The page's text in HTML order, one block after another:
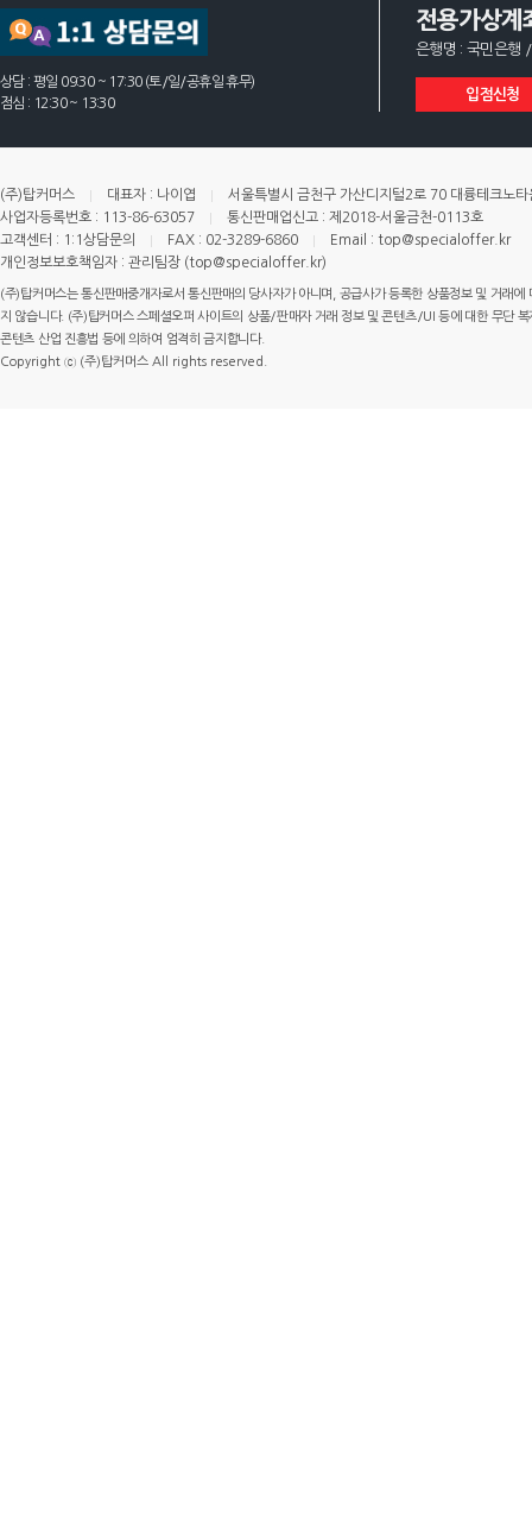
상담 : 평일 09:30 ~ 17:30 (토/일/공휴일 휴무)
점심 : 12:30 ~ 13:30
전용가상계
은행명 : 국민은행
입점신청
(주)탑커머스 대표자 : 나이엽
서울특별시 금천구 가산디지털2로 70 대륭테크노
사업자등록번호 : 113-86-63057
통신판매업신고 : 제2018-서울금천-0113호
고객센터 : 1:1상담문의
FAX : 02-3289-6860
Email : top@specialoffer.kr
개인정보보호책임자 : 관리팀장 (top@specialoffer.kr)
(주)탑커머스는 통신판매중개자로서 통신판매의 당사자가 아니며, 공급사가 등록한 상품정보 및 거래
지 않습니다. (주)탑커머스 스페셜오퍼 사이트의 상품/판매자 거래 정보 및 콘텐츠/UI 등에 대한 무단
콘텐츠 산업 진흥법 등에 의하여 엄격히 금지합니다.
Copyright ⓒ (주)탑커머스 All rights reserved.